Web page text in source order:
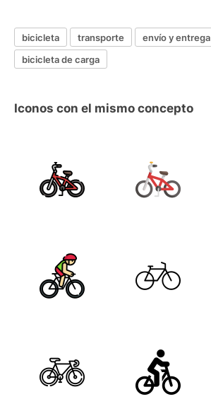
bicicleta transporte
envío y entrega
bicicleta de carga
Iconos con el mismo concepto